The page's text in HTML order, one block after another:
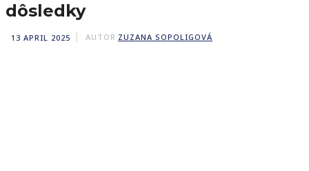
dôsledky
13 APRIL 2025 AUTOR ZUZANA SOPOLIGOVÁ